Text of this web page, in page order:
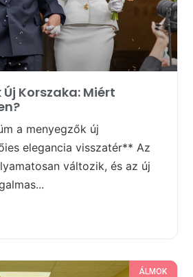
Új Korszaka: Miért
a menyegzők új
elegancia visszatér** Az
változik, és az új
ÁLMOK